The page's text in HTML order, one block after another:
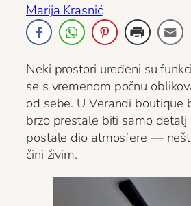
Marija Krasnić
Neki prostori uređeni su
se s vremenom počnu
od sebe. U Verandi boutique
brzo prestale biti samo detalj
postale dio atmosfere —
čini živim.